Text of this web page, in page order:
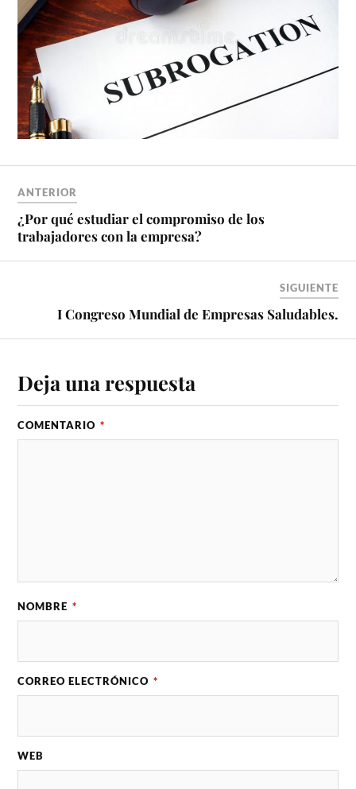
ANTERIOR
¿Por qué estudiar el compromiso de los
trabajadores con la empresa?
SIGUIENTE
I Congreso Mundial de Empresas Saludables.
Deja una respuesta
COMENTARIO *
NOMBRE *
CORREO ELECTRÓNICO *
WEB